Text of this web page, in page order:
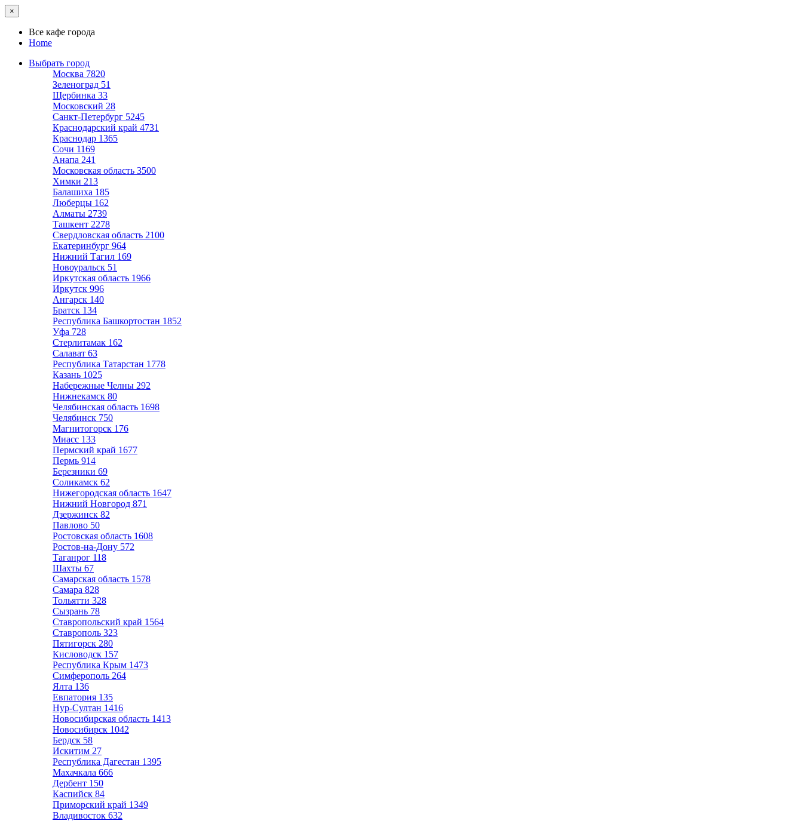
×
Все кафе города
Home
Выбрать город
Москва 7820
Зеленоград 51
Щербинка 33
Московский 28
Санкт-Петербург 5245
Краснодарский край 4731
Краснодар 1365
Сочи 1169
Анапа 241
Московская область 3500
Химки 213
Балашиха 185
Люберцы 162
Алматы 2739
Ташкент 2278
Свердловская область 2100
Екатеринбург 964
Нижний Тагил 169
Новоуральск 51
Иркутская область 1966
Иркутск 996
Ангарск 140
Братск 134
Республика Башкортостан 1852
Уфа 728
Стерлитамак 162
Салават 63
Республика Татарстан 1778
Казань 1025
Набережные Челны 292
Нижнекамск 80
Челябинская область 1698
Челябинск 750
Магнитогорск 176
Миасс 133
Пермский край 1677
Пермь 914
Березники 69
Соликамск 62
Нижегородская область 1647
Нижний Новгород 871
Дзержинск 82
Павлово 50
Ростовская область 1608
Ростов-на-Дону 572
Таганрог 118
Шахты 67
Самарская область 1578
Самара 828
Тольятти 328
Сызрань 78
Ставропольский край 1564
Ставрополь 323
Пятигорск 280
Кисловодск 157
Республика Крым 1473
Симферополь 264
Ялта 136
Евпатория 135
Нур-Султан 1416
Новосибирская область 1413
Новосибирск 1042
Бердск 58
Искитим 27
Республика Дагестан 1395
Махачкала 666
Дербент 150
Каспийск 84
Приморский край 1349
Владивосток 632